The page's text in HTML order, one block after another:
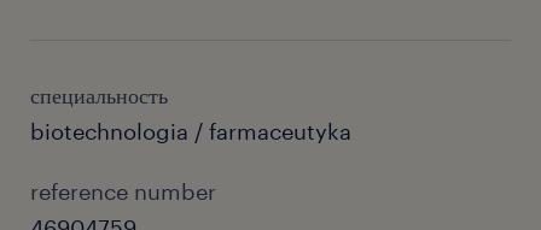
специальность
biotechnologia / farmaceutyka
reference number